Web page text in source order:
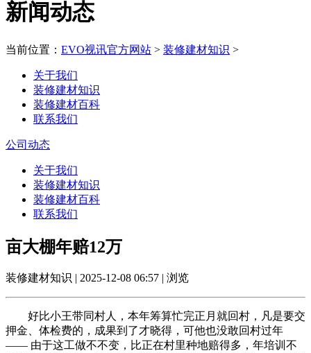
新闻动态
当前位置： EVO视讯官方网站 > 装修建材知识 >
关于我们
装修建材知识
装修建材百科
联系我们
公司动态
关于我们
装修建材知识
装修建材百科
联系我们
亩大棚年赔12万
装修建材知识 | 2025-12-08 06:57 | 浏览
好比小王带同村人，本年筹算忙完正月就回村，凡是要交
押金、体检费的，成果到了才晓得，可他也没敢回村过年
—— 由于这工做不不变，比正在村里种地赔得多，年培训不